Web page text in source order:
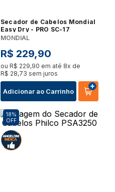
Secador de Cabelos Mondial
Easy Dry - PRO SC-17
MONDIAL
R$ 229,90
ou R$ 229,90 em até 8x de
R$ 28,73 sem juros
Adicionar ao Carrinho
18%
OFF